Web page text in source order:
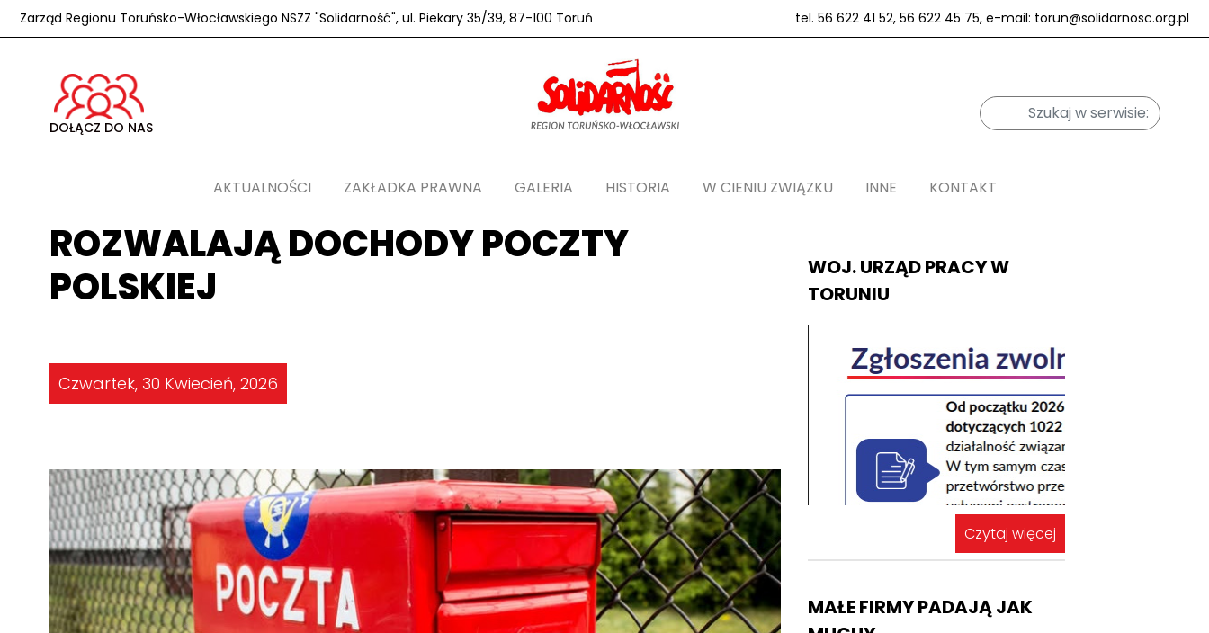
Zarząd Regionu Toruńsko-Włocławskiego NSZZ "Solidarność", ul. Piekary 35/39, 87-100 Toruń tel. 56 622 41 52, 56 622 45 75, e-mail: torun@solidarnosc.org.pl
DOŁĄCZ DO NAS
AKTUALNOŚCI ZAKŁADKA PRAWNA GALERIA HISTORIA W CIENIU ZWIĄZKU INNE KONTAKT
ROZWALAJĄ DOCHODY POCZTY
POLSKIEJ
Czwartek, 30 Kwiecień, 2026
WOJ. URZĄD PRACY W
TORUNIU
Czytaj więcej
MAŁE FIRMY PADAJĄ JAK